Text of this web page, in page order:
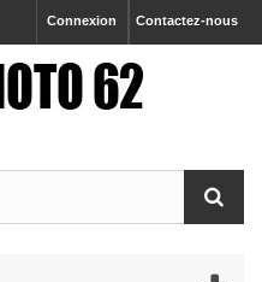
Contactez-nous
Connexion